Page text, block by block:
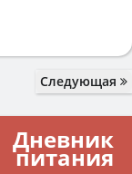
Следующая
Дневник
питания